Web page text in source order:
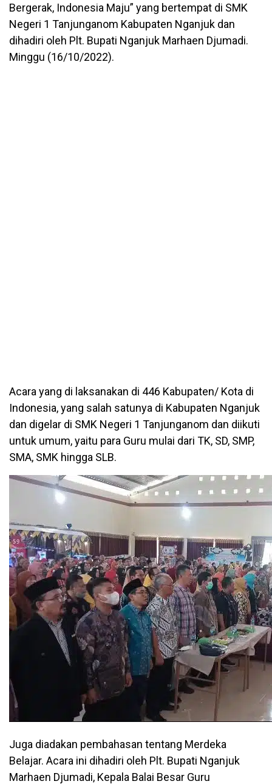
Bergerak, Indonesia Maju” yang bertempat di SMK
Negeri 1 Tanjunganom Kabupaten Nganjuk dan
dihadiri oleh Plt. Bupati Nganjuk Marhaen Djumadi.
Minggu (16/10/2022).
Acara yang di laksanakan di 446 Kabupaten/ Kota di
Indonesia, yang salah satunya di Kabupaten Nganjuk
dan digelar di SMK Negeri 1 Tanjunganom dan diikuti
untuk umum, yaitu para Guru mulai dari TK, SD, SMP,
SMA, SMK hingga SLB.
Juga diadakan pembahasan tentang Merdeka
Belajar. Acara ini dihadiri oleh Plt. Bupati Nganjuk
Marhaen Djumadi, Kepala Balai Besar Guru